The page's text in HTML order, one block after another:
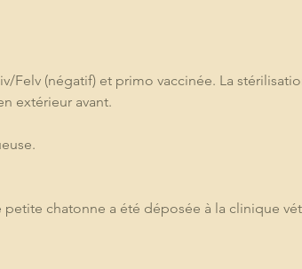
Felv (négatif) et primo vaccinée. La
extérieur avant.
chatonne a été déposée à la clinique